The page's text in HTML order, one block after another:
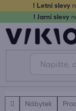
obsah
! Letní slevy
! Jarní slevy
DomůNábytek